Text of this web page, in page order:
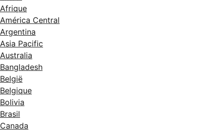
Afrique
América Central
Argentina
Asia Pacific
Australia
Bangladesh
België
Belgique
Bolivia
Brasil
Canada